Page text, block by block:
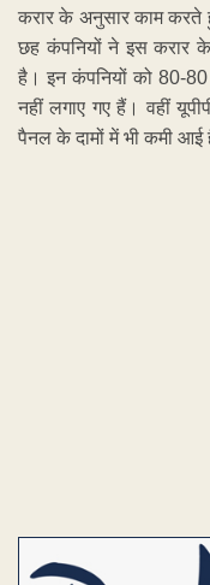
करार के अनुसार काम करते
छह कंपनियों ने इस करार के
है। इन कंपनियों को 80-80
नहीं लगाए गए हैं। वहीं
पैनल के दामों में भी कमी आई